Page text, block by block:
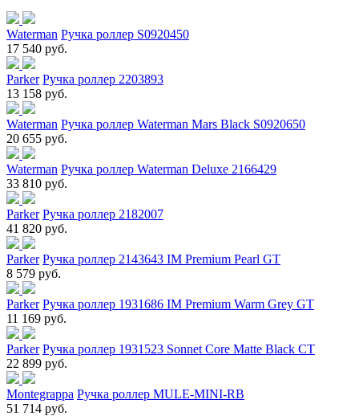
Waterman Ручка роллер S0920450
17 540 руб.
Parker Ручка роллер 2203893
13 158 руб.
Waterman Ручка роллер Waterman Mars Black S0920650
20 655 руб.
Waterman Ручка роллер Waterman Deluxe 2166429
33 810 руб.
Parker Ручка роллер 2182007
41 820 руб.
Parker Ручка роллер 2143643 IM Premium Pearl GT
8 579 руб.
Parker Ручка роллер 1931686 IM Premium Warm Grey GT
11 169 руб.
Parker Ручка роллер 1931523 Sonnet Core Matte Black CT
22 899 руб.
Montegrappa Ручка роллер MULE-MINI-RB
51 714 руб.